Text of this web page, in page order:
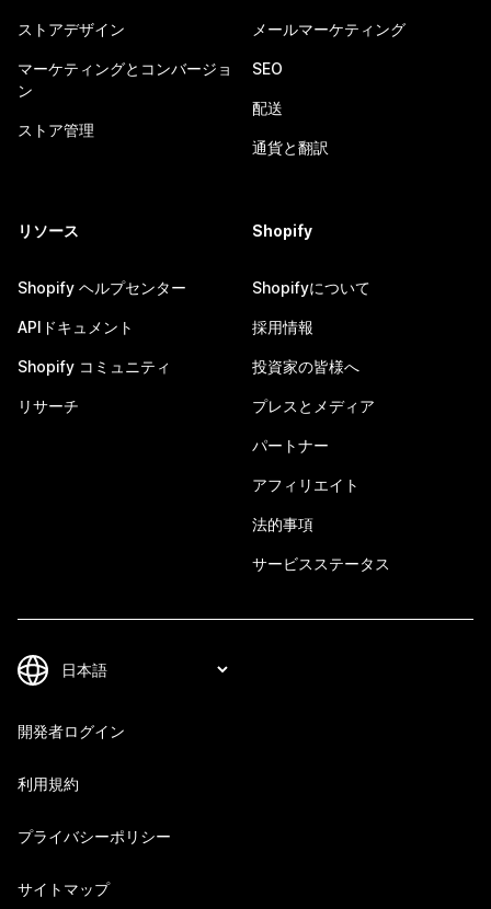
ストアデザイン
マーケティングとコンバージョ
ン
ストア管理
メールマーケティング
SEO
配送
通貨と翻訳
リソース
Shopify ヘルプセンター
APIドキュメント
Shopify コミュニティ
リサーチ
Shopify
Shopifyについて
採用情報
投資家の皆様へ
プレスとメディア
パートナー
アフィリエイト
法的事項
サービスステータス
開発者ログイン
利用規約
プライバシーポリシー
サイトマップ